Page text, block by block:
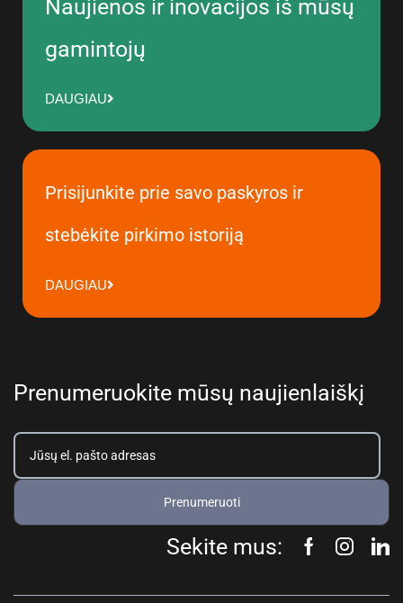
Naujienos ir inovacijos iš mūsų
gamintojų
DAUGIAU
Prisijunkite prie savo paskyros ir
stebėkite pirkimo istoriją
DAUGIAU
Prenumeruokite mūsų naujienlaiškį
Prenumeruoti
Sekite mus: